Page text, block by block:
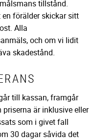
tillstånd.
förälder skickar sitt
Alla
och om vi lidit
skadestånd.
till kassan, framgår
är inklusive eller
som i givet fall
30 dagar såvida det